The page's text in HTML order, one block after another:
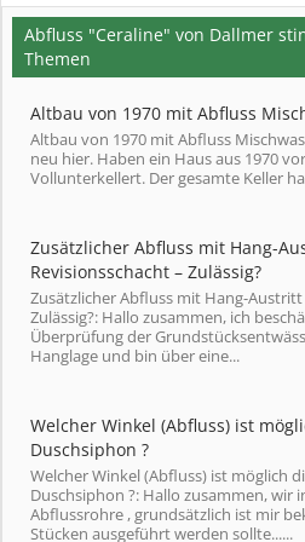
Abfluss "Ceraline" von Dallmer
Themen
Altbau von 1970 mit Abfluss
Altbau von 1970 mit Abfluss
neu hier. Haben ein Haus aus 1970
Vollunterkellert. Der gesamte Keller
Zusätzlicher Abfluss mit Hang-
Revisionsschacht – Zulässig?
Zusätzlicher Abfluss mit Hang-
Zulässig?: Hallo zusammen, ich
Überprüfung der
Hanglage und bin über eine...
Welcher Winkel (Abfluss) ist
Duschsiphon ?
Welcher Winkel (Abfluss) ist möglich
Duschsiphon ?: Hallo zusammen, wir
Abflussrohre , grundsätzlich ist mir
Stücken ausgeführt werden sollte......